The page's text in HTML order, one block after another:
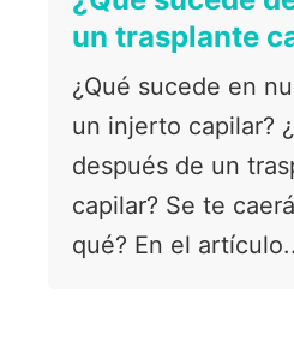
un trasplante
¿Qué sucede en
un injerto capilar?
después de un
capilar? Se te
qué? En el